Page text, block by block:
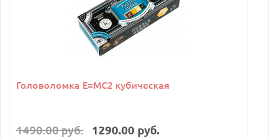
Головоломка E=MC2 кубическая
1490.00 руб. 1290.00 руб.